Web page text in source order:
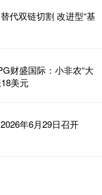
代双链切割 改进型“基
财盛国际：小非农“大
美元
年6月29日召开